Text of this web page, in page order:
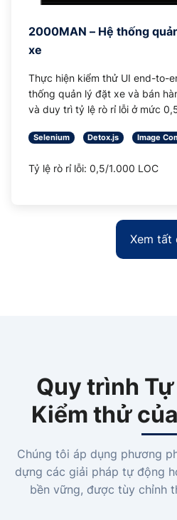
2000MAN – Hệ thống
xe
Thực hiện kiểm thử UI end-to-
thống quản lý đặt xe và bán
và duy trì tỷ lệ rò rỉ lỗi ở mức
Selenium Detox.js Image
Tỷ lệ rò rỉ lỗi: 0,5/1.000 LOC
Xem tất
Quy trình
Kiểm thử
Chúng tôi áp dụng phương
dựng các giải pháp tự động
bền vững, được tùy chỉnh